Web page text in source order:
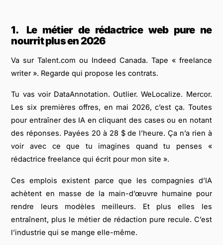
1.
Le métier de rédactrice web pure ne
nourrit plus en 2026
Va sur Talent.com ou Indeed Canada. Tape « freelance
writer ». Regarde qui propose les contrats.
Tu vas voir DataAnnotation. Outlier. WeLocalize. Mercor.
Les six premières offres, en mai 2026, c’est ça. Toutes
pour entraîner des IA en cliquant des cases ou en notant
des réponses. Payées 20 à 28 $ de l’heure. Ça n’a rien à
voir avec ce que tu imagines quand tu penses «
rédactrice freelance qui écrit pour mon site ».
Ces emplois existent parce que les compagnies d’IA
achètent en masse de la main-d’œuvre humaine pour
rendre leurs modèles meilleurs. Et plus elles les
entraînent, plus le métier de rédaction pure recule. C’est
l’industrie qui se mange elle-même.